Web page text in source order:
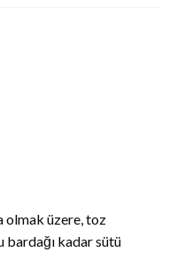
olmak üzere, toz
bardağı kadar sütü